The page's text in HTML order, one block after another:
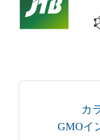
カ
GMOイ